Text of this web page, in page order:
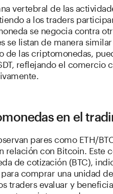
vertebral de las
a los traders
se negocia contra
se listan de manera
de las criptomonedas,
reflejando el comercio
en el
pares como ETH/
relación con Bitcoin. Este
de cotización (BTC),
comprar una unidad
traders evaluar y